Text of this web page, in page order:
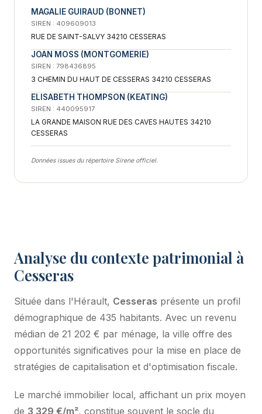
Analyse du contexte patrimonial à
Cesseras
Située dans l'Hérault, Cesseras présente un profil
démographique de 435 habitants. Avec un revenu
médian de 21 202 € par ménage, la ville offre des
opportunités significatives pour la mise en place de
stratégies de capitalisation et d'optimisation fiscale.
Le marché immobilier local, affichant un prix moyen
de 3 329 €/m², constitue souvent le socle du
MAGALIE GUIRAUD (BONNET)
SIREN : 409609013
RUE DE SAINT-SALVY 34210 CESSERAS
JOAN MOSS (MONTGOMERIE)
SIREN : 798436895
3 CHEMIN DU HAUT DE CESSERAS 34210 CESSERAS
ELISABETH THOMPSON (KEATING)
SIREN : 440095917
LA GRANDE MAISON RUE DES CAVES HAUTES 34210
CESSERAS
Données issues du répertoire Sirene officiel.